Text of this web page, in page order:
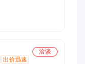
洽谈
出价迅速